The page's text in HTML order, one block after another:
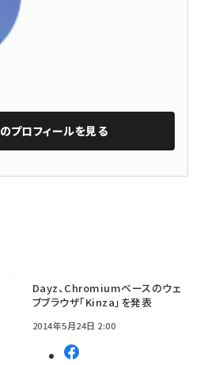
のプロフィールを見る
Dayz、Chromiumベースのウェ
ブブラウザ「Kinza」を発表
2014年5月24日 2:00